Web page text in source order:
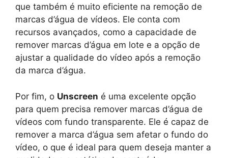
que também é muito eficiente na remoção de
marcas d’água de vídeos. Ele conta com
recursos avançados, como a capacidade de
remover marcas d’água em lote e a opção de
ajustar a qualidade do vídeo após a remoção
da marca d’água.
Por fim, o Unscreen é uma excelente opção
para quem precisa remover marcas d’água de
vídeos com fundo transparente. Ele é capaz de
remover a marca d’água sem afetar o fundo do
vídeo, o que é ideal para quem deseja manter a